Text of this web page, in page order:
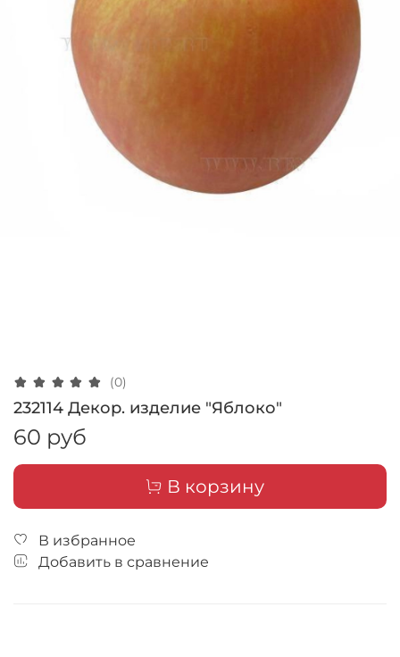
(0)
232114 Декор. изделие "Яблоко"
60 руб
В корзину
В избранное
Добавить в сравнение